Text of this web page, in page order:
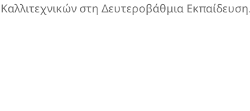
Καλλιτεχνικών στη Δευτεροβάθμια Εκπαίδευση.